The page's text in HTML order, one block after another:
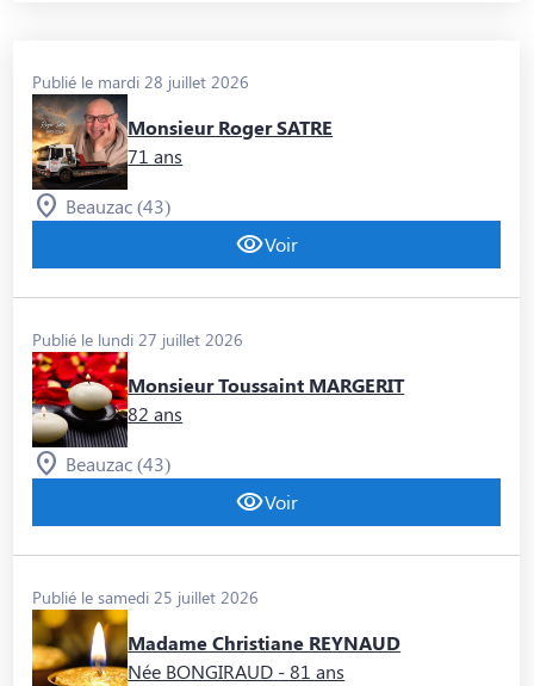
Publié le mardi 28 juillet 2026
Monsieur Roger SATRE
71 ans
Beauzac (43)
Voir
Publié le lundi 27 juillet 2026
Monsieur Toussaint MARGERIT
82 ans
Beauzac (43)
Voir
Publié le samedi 25 juillet 2026
Madame Christiane REYNAUD
Née BONGIRAUD - 81 ans